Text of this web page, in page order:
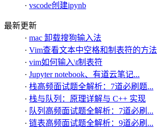
· vscode创建ipynb
最新更新
· mac 卸载搜狗输入法
· Vim查看文本中空格和制表符的方法
· vim如何输入\t制表符
· Jupyter notebook、有道云笔记...
· 栈高频面试题全解析：7道必刷题...
· 栈与队列：原理详解与 C++ 实现
· 队列高频面试题全解析：7道必刷...
· 链表高频面试题全解析：9道必刷...